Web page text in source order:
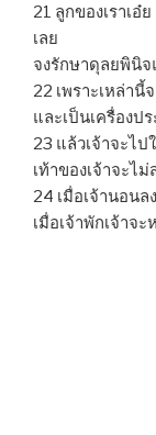
21 ลูกของเราเอ๋
เลย
จงรักษาดุลยพินิจ
22 เพราะเหล่า
และเป็นเครื่องป
23 แล้วเจ้าจะไป
เท้าของเจ้าจะไ
24 เมื่อเจ้านอนล
เมื่อเจ้าพักเจ้าจ